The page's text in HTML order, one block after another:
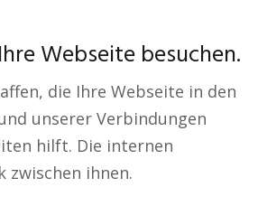
Webseite besuchen.
die Ihre Webseite in den
unserer Verbindungen
hilft. Die internen
zwischen ihnen.